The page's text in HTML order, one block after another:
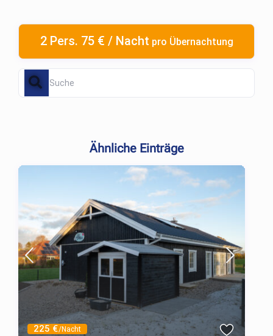
2 Pers. 75 € / Nacht pro Übernachtung
Ähnliche Einträge
225 €/Nacht